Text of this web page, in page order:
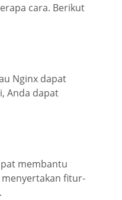
cara. Berikut
Nginx dapat
Anda dapat
membantu
fitur-